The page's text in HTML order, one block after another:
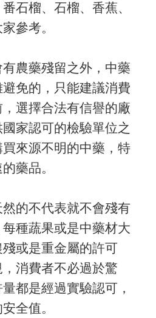
石榴、石榴、香蕉、
參考。
農藥殘留之外，中藥
免的，只能建議消費
選擇合法有信譽的廠
家認可的檢驗單位之
來源不明的中藥，特
藥品。
的不代表就不會殘有
種蔬果或是中藥材大
或是重金屬的許可
消費者不必過於驚
都是經過實驗認可，
全值。